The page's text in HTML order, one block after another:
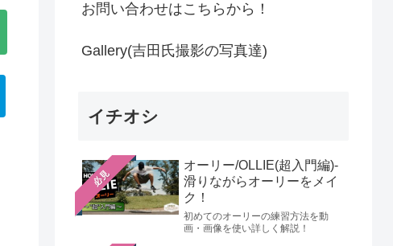
お問い合わせはこちらから！
Gallery(吉田氏撮影の写真達)
イチオシ
必見
オーリー/OLLIE(超入門編)-
滑りながらオーリーをメイ
ク！
初めてのオーリーの練習方法を動
画・画像を使い詳しく解説！